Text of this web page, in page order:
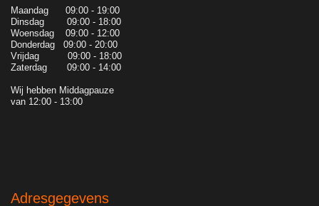
Maandag 09:00 - 19:00
Dinsdag 09:00 - 18:00
Woensdag 09:00 - 12:00
Donderdag 09:00 - 20:00
Vrijdag 09:00 - 18:00
Zaterdag 09:00 - 14:00
Wij hebben Middagpauze
van 12:00 - 13:00
Adresgegevens